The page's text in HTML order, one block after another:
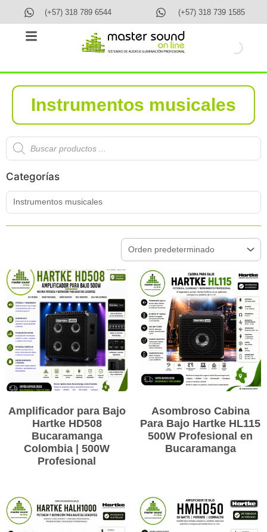
contenido
(+57) 318 789 6544 (+57) 318 739 1585
Instrumentos musicales
Búsqueda
de
productos
Categorías
Amplificador para Bajo
Hartke HD508
Bucaramanga
Colombia | 500W
Profesional
Asombroso Cabina
Para Bajo Hartke HL115
500W Profesional en
Bucaramanga